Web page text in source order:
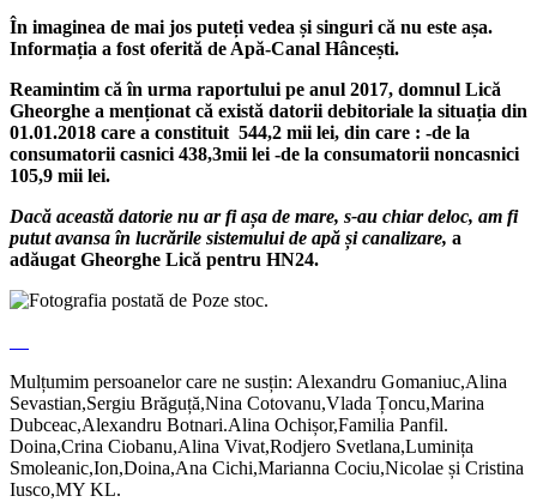
În imaginea de mai jos puteți vedea și singuri că nu este așa.
Informația a fost oferită de Apă-Canal Hâncești.
Reamintim că în urma raportului pe anul 2017, domnul Lică
Gheorghe a menționat că există datorii debitoriale la situația din
01.01.2018 care a constituit 544,2 mii lei, din care : -de la
consumatorii casnici 438,3mii lei -de la consumatorii noncasnici
105,9 mii lei.
Dacă această datorie nu ar fi așa de mare, s-au chiar deloc, am fi
putut avansa în lucrările sistemului de apă și canalizare, a
adăugat Gheorghe Lică pentru HN24.
Mulțumim persoanelor care ne susțin: Alexandru Gomaniuc,Alina
Sevastian,Sergiu Brăguță,Nina Cotovanu,Vlada Țoncu,Marina
Dubceac,Alexandru Botnari.Alina Ochișor,Familia Panfil.
Doina,Crina Ciobanu,Alina Vivat,Rodjero Svetlana,Luminița
Smoleanic,Ion,Doina,Ana Cichi,Marianna Cociu,Nicolae și Cristina
Iusco,MY KL.